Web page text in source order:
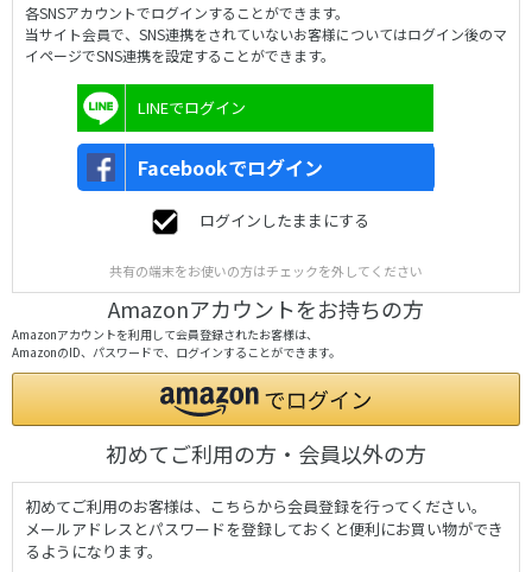
各SNSアカウントでログインすることができます。
当サイト会員で、SNS連携をされていないお客様についてはログイン後のマ
イページでSNS連携を設定することができます。
LINEでログイン
Facebookでログイン
ログインしたままにする
共有の端末をお使いの方はチェックを外してください
Amazonアカウントをお持ちの方
Amazonアカウントを利用して会員登録されたお客様は、
AmazonのID、パスワードで、ログインすることができます。
初めてご利用の方・会員以外の方
初めてご利用のお客様は、こちらから会員登録を行ってください。
メールアドレスとパスワードを登録しておくと便利にお買い物ができ
るようになります。